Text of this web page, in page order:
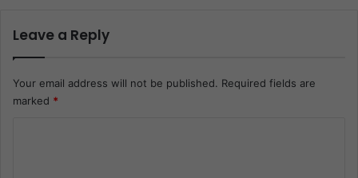
Leave a Reply
Your email address will not be published. Required fields are
marked *